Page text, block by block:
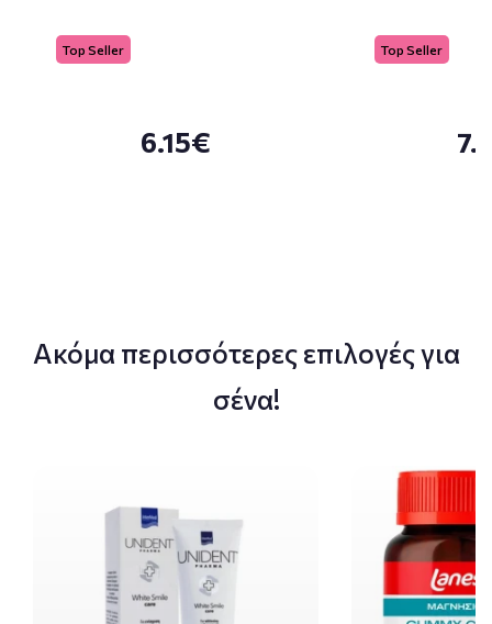
Top Seller
6.15€
Top Seller
Ακόμα περισσότερες επιλογές για
σένα!